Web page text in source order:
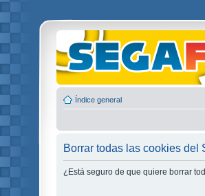
Índice general
Borrar todas las cookies del
¿Está seguro de que quiere borrar